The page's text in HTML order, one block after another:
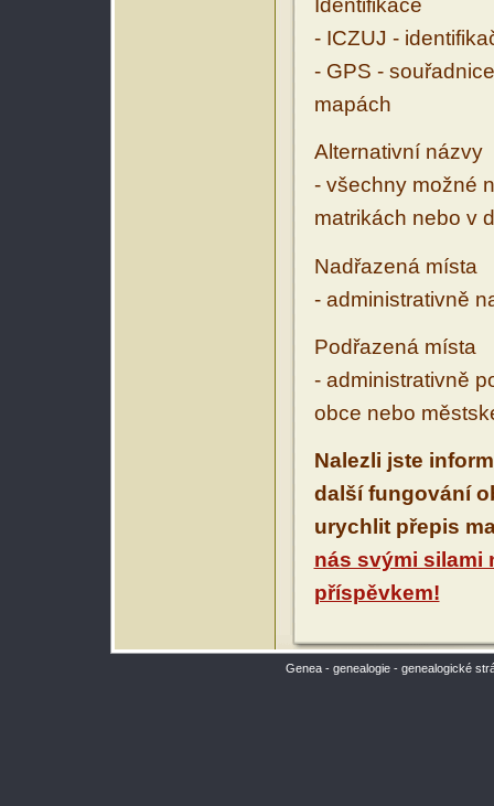
Identifikace
- ICZUJ -
- GPS -
mapách
Alternativní názvy
- všechny možné
matrikách nebo v
Nadřazená místa
- administrativně
Podřazená místa
- administrativně
obce nebo
Nalezli jste
další fungování
urychlit přepis
nás svými silami
příspěvkem!
Genea - genealogie - genealogické